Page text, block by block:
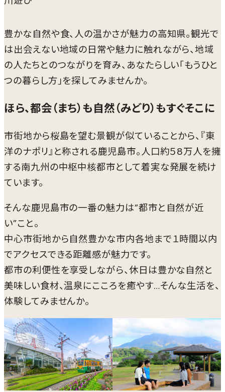
豊かな自然や食、人の温かさが魅力の高知県。観光で
は出会えない地域の日常や魅力に触れながら、地域
の人たちとのつながりを育み、あなたらしい｢もうひと
つの暮らし方｣を探してみませんか。
ほら、都会（まち）も自然（みどり）もすぐそこに
市街地から桜島を望む景観が似ていることから、『東
洋のナポリ』と称される鹿児島市。人口約５8万人を擁
する南九州の中枢中核都市として着実な発展を続け
ています。
そんな鹿児島市の一番の魅力は”都市と自然が近
い”こと。
中心市街地から自然豊かな市内各地まで１時間以内
でアクセスできる距離感が魅力です。
都市の利便性を享受しながら、休日は豊かな自然と
美味しい食材、温泉にこころを癒やす…そんな生活を、
体験してみませんか。